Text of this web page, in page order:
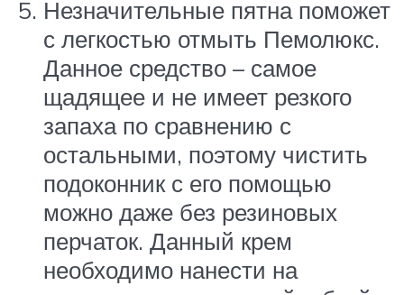
Незначительные пятна поможет
с легкостью отмыть Пемолюкс.
Данное средство – самое
щадящее и не имеет резкого
запаха по сравнению с
остальными, поэтому чистить
подоконник с его помощью
можно даже без резиновых
перчаток. Данный крем
необходимо нанести на